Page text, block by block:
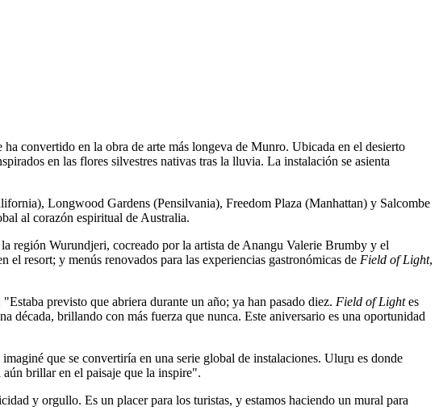
convertido en la obra de arte más longeva de Munro. Ubicada en el desierto
en las flores silvestres nativas tras la lluvia. La instalación se asienta
Longwood Gardens (Pensilvania), Freedom Plaza (Manhattan) y Salcombe
al corazón espiritual de Australia.
región Wurundjeri, cocreado por la artista de Anangu Valerie Brumby y el
el resort; y menús renovados para las experiencias gastronómicas de Field of Light,
previsto que abriera durante un año; ya han pasado diez. Field of Lightes
década, brillando con más fuerza que nunca. Este aniversario es una oportunidad
que se convertiría en una serie global de instalaciones. Uluṟu es donde
brillar en el paisaje que la inspire".
y orgullo. Es un placer para los turistas, y estamos haciendo un mural para